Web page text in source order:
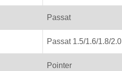
Passat
Passat 1.5/1.6/1.8/2.0
Pointer